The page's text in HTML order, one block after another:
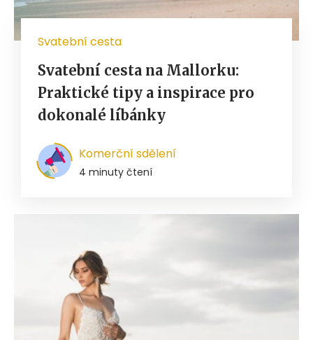
Svatební cesta
Svatební cesta na Mallorku:
Praktické tipy a inspirace pro
dokonalé líbánky
Komerční sdělení
4 minuty čtení